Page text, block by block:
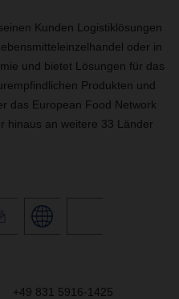
Kunden Logistiklösungen
oder in
und bietet Lösungen für das
Produkten und
das European Food Network
hinaus an weitere 33 Länder
+49 831 5916-1425